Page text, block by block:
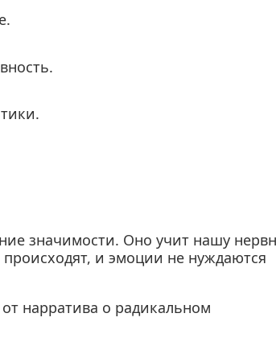
значимости. Оно учит нашу
и эмоции не нуждаются
нарратива о радикальном